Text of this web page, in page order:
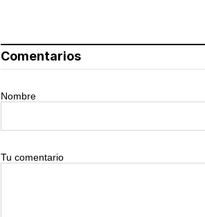
Comentarios
Nombre
Tu comentario